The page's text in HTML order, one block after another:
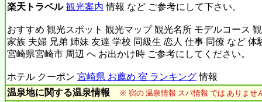
楽天トラベル 観光案内 情報 など ご参考にして下さい。
おすすめ 観光スポット 観光マップ 観光名所 モデルコース
家族 夫婦 兄弟 姉妹 友達 学校 同級生 恋人 仕事 同僚 など 体
宮崎県宮崎市 周辺 へ お出かけ時 ご参考にしてください。
ホテル クーポン 宮崎県 お薦め 宿 ランキング情報
温泉地に関する温泉情報
※ 宿の 温泉情報 スパ情報 では ありませ